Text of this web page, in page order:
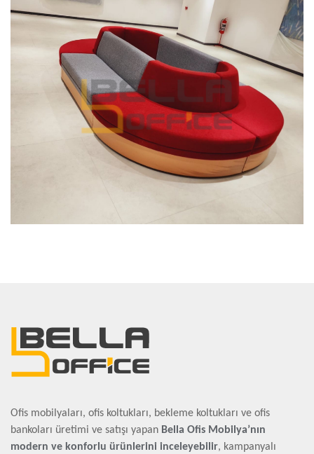
Ofis mobilyaları, ofis koltukları, bekleme koltukları ve ofis
bankoları üretimi ve satışı yapan Bella Ofis Mobilya’nın
modern ve konforlu ürünlerini inceleyebilir, kampanyalı